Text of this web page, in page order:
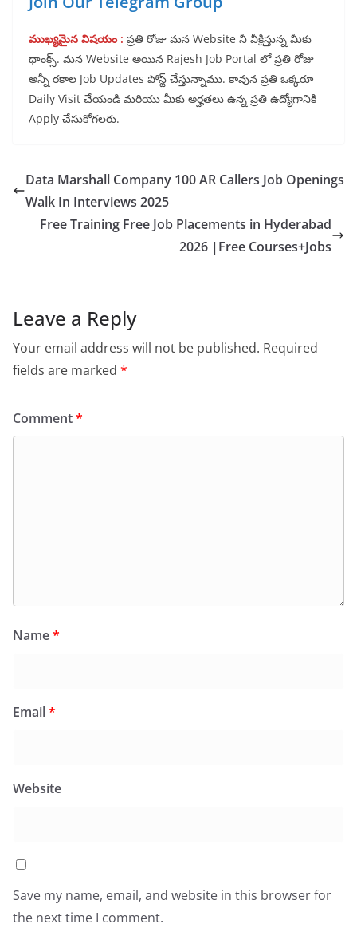
ముఖ్యమైన విషయం : ప్రతి రోజు మన Website నీ వీక్షిస్తున్న మీకు
థాంక్స్. మన Website అయిన Rajesh Job Portal లో ప్రతి రోజు
అన్నీ రకాల Job Updates పోస్ట్ చేస్తున్నాము. కావున ప్రతి ఒక్కరూ
Daily Visit చేయండి మరియు మీకు అర్హతలు ఉన్న ప్రతి ఉద్యోగానికి
Apply చేసుకోగలరు.
Data Marshall Company 100 AR Callers Job Openings
Walk In Interviews 2025
Free Training Free Job Placements in Hyderabad
2026 |Free Courses+Jobs
Leave a Reply
Your email address will not be published. Required
fields are marked *
Comment*
Name*
Email*
Website
Save my name, email, and website in this browser for
the next time I comment.